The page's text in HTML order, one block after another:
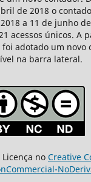
de 2018 o
a 11 de junho
acessos únicos. A
foi adotado um novo
na barra lateral.
no Creative